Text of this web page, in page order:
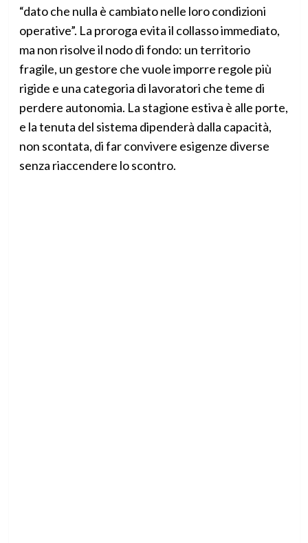
“dato che nulla è cambiato nelle loro condizioni
operative”. La proroga evita il collasso immediato,
ma non risolve il nodo di fondo: un territorio
fragile, un gestore che vuole imporre regole più
rigide e una categoria di lavoratori che teme di
perdere autonomia. La stagione estiva è alle porte,
e la tenuta del sistema dipenderà dalla capacità,
non scontata, di far convivere esigenze diverse
senza riaccendere lo scontro.